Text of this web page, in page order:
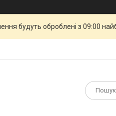
будуть оброблені з 09:00